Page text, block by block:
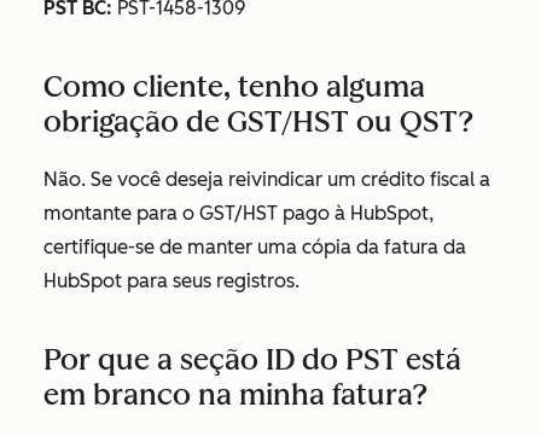
PST BC: PST-1458-1309
Como cliente, tenho alguma
obrigação de GST/HST ou QST?
Não. Se você deseja reivindicar um crédito fiscal a
montante para o GST/HST pago à HubSpot,
certifique-se de manter uma cópia da fatura da
HubSpot para seus registros.
Por que a seção ID do PST está
em branco na minha fatura?